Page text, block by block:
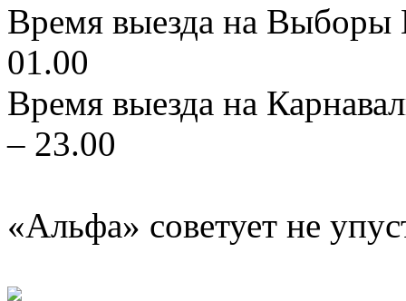
Время выезда на Выборы
01.00
Время выезда на
– 23.00
«Альфа» советует не